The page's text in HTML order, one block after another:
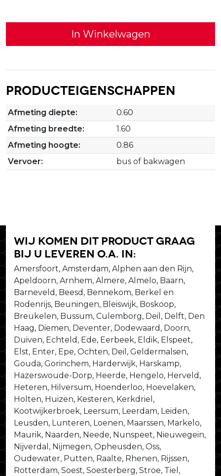
In Winkelwagen
Producteigenschappen
Afmeting diepte:
0.60
Afmeting breedte:
1.60
Afmeting hoogte:
0.86
Vervoer:
bus of bakwagen
Wij komen dit product graag
bij u leveren o.a. in:
Amersfoort, Amsterdam, Alphen aan den Rijn,
Apeldoorn, Arnhem, Almere, Almelo, Baarn,
Barneveld, Beesd, Bennekom, Berkel en
Rodenrijs, Beuningen, Bleiswijk, Boskoop,
Breukelen, Bussum, Culemborg, Deil, Delft, Den
Haag, Diemen, Deventer, Dodewaard, Doorn,
Duiven, Echteld, Ede, Eerbeek, Eldik, Elspeet,
Elst, Enter, Epe, Ochten, Deil, Geldermalsen,
Gouda, Gorinchem, Harderwijk, Harskamp,
Hazerswoude-Dorp, Heerde, Hengelo, Herveld,
Heteren, Hilversum, Hoenderloo, Hoevelaken,
Holten, Huizen, Kesteren, Kerkdriel,
Kootwijkerbroek, Leersum, Leerdam, Leiden,
Leusden, Lunteren, Loenen, Maarssen, Markelo,
Maurik, Naarden, Neede, Nunspeet, Nieuwegein,
Nijverdal, Nijmegen, Opheusden, Oss,
Oudewater, Putten, Raalte, Rhenen, Rijssen,
Rotterdam, Soest, Soesterberg, Stroe, Tiel,